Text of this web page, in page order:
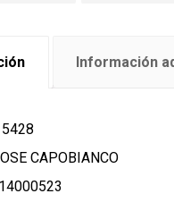
Información
CAPOBIANCO